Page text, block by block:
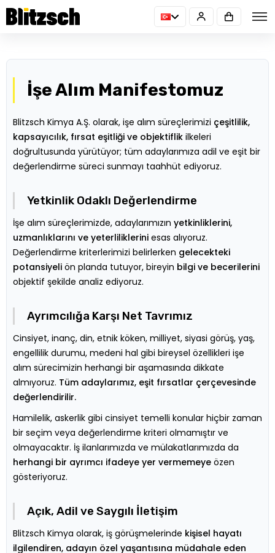
İşe Alım Manifestomuz
Blitzsch Kimya A.Ş. olarak, işe alım süreçlerimizi çeşitlilik,
kapsayıcılık, fırsat eşitliği ve objektiflik ilkeleri
doğrultusunda yürütüyor; tüm adaylarımıza adil ve eşit bir
değerlendirme süreci sunmayı taahhüt ediyoruz.
Yetkinlik Odaklı Değerlendirme
İşe alım süreçlerimizde, adaylarımızın yetkinliklerini,
uzmanlıklarını ve yeterliliklerini esas alıyoruz.
Değerlendirme kriterlerimizi belirlerken gelecekteki
potansiyeli ön planda tutuyor, bireyin bilgi ve becerilerini
objektif şekilde analiz ediyoruz.
Ayrımcılığa Karşı Net Tavrımız
Cinsiyet, inanç, din, etnik köken, milliyet, siyasi görüş, yaş,
engellilik durumu, medeni hal gibi bireysel özellikleri işe
alım sürecimizin herhangi bir aşamasında dikkate
almıyoruz. Tüm adaylarımız, eşit fırsatlar çerçevesinde
değerlendirilir.
Hamilelik, askerlik gibi cinsiyet temelli konular hiçbir zaman
bir seçim veya değerlendirme kriteri olmamıştır ve
olmayacaktır. İş ilanlarımızda ve mülakatlarımızda da
herhangi bir ayrımcı ifadeye yer vermemeye özen
gösteriyoruz.
Açık, Adil ve Saygılı İletişim
Blitzsch Kimya olarak, iş görüşmelerinde kişisel hayatı
ilgilendiren, adayın özel yaşantısına müdahale eden